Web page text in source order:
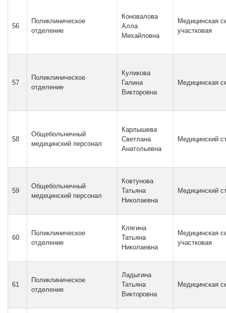
56
Поликлиническое
отделение
Коновалова
Алла
Михайловна
Медицинская
участковая
57
Поликлиническое
отделение
Куликова
Галина
Викторовна
Медицинская
58
Общебольничный
медецинский персонал
Карлышева
Светлана
Анатольевна
Медицинский
59
Общебольничный
медецинский персонал
Ковтунова
Татьяна
Николаевна
Медицинский
60
Поликлиническое
отделение
Клягина
Татьяна
Николаевна
Медицинская
участковая
61
Поликлиническое
отделение
Ладыгина
Татьяна
Викторовна
Медицинская